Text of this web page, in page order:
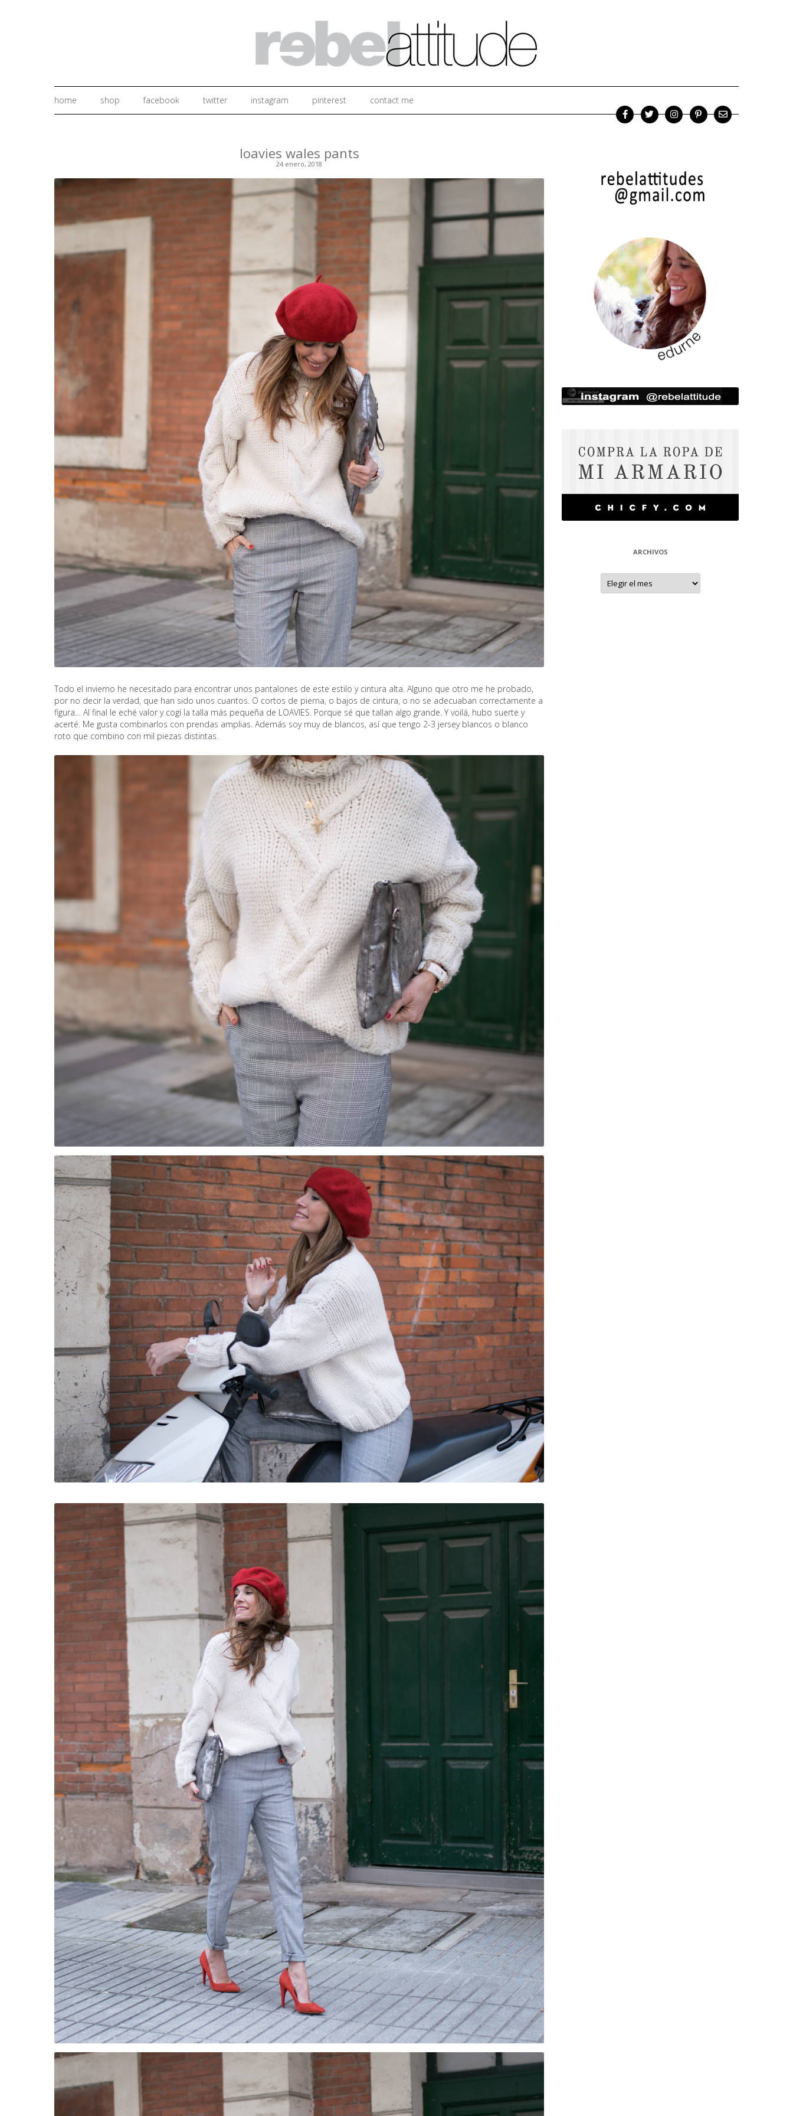
Ir al contenido
home
shop facebook twitter instagram pinterest contact me
loavies wales pants
24 enero, 2018
Todo el invierno he necesitado para encontrar unos pantalones de este estilo y cintura alta. Alguno que otro me he probado,
por no decir la verdad, que han sido unos cuantos. O cortos de pierna, o bajos de cintura, o no se adecuaban correctamente a
figura… Al final le eché valor y cogí la talla más pequeña de LOAVIES. Porque sé que tallan algo grande. Y voilá, hubo suerte y
acerté. Me gusta combinarlos con prendas amplias. Además soy muy de blancos, así que tengo 2-3 jersey blancos o blanco
roto que combino con mil piezas distintas.
ARCHIVOS
Archivos